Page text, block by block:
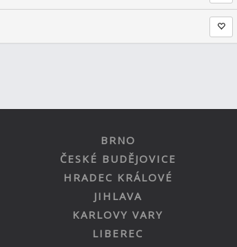
BRNO
ČESKÉ BUDĚJOVICE
HRADEC KRÁLOVÉ
JIHLAVA
KARLOVY VARY
LIBEREC